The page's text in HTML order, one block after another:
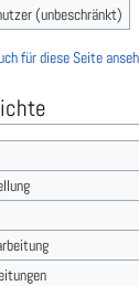
(unbeschränkt)
für diese Seite